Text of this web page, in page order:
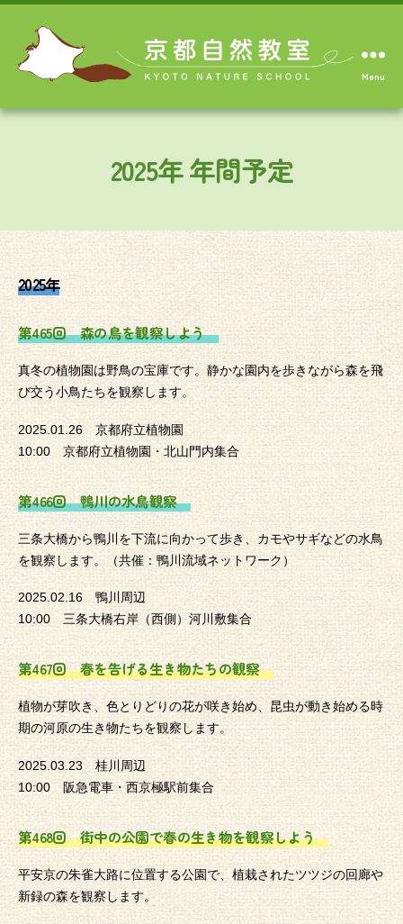
Menu
2025年 年間予定
2025年
第465回 森の鳥を観察しよう
真冬の植物園は野鳥の宝庫です。静かな園内を歩きながら森を飛
び交う小鳥たちを観察します。
2025.01.26 京都府立植物園
10:00 京都府立植物園・北山門内集合
第466回 鴨川の水鳥観察
三条大橋から鴨川を下流に向かって歩き、カモやサギなどの水鳥
を観察します。（共催：鴨川流域ネットワーク）
2025.02.16 鴨川周辺
10:00 三条大橋右岸（西側）河川敷集合
第467回 春を告げる生き物たちの観察
植物が芽吹き、色とりどりの花が咲き始め、昆虫が動き始める時
期の河原の生き物たちを観察します。
2025.03.23 桂川周辺
10:00 阪急電車・西京極駅前集合
第468回 街中の公園で春の生き物を観察しよう
平安京の朱雀大路に位置する公園で、植栽されたツツジの回廊や
新録の森を観察します。